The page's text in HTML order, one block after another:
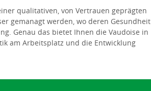
qualitativen, von Vertrauen geprägten
gemanagt werden, wo deren Gesundheit
Genau das bietet Ihnen die Vaudoise in
am Arbeitsplatz und die Entwicklung